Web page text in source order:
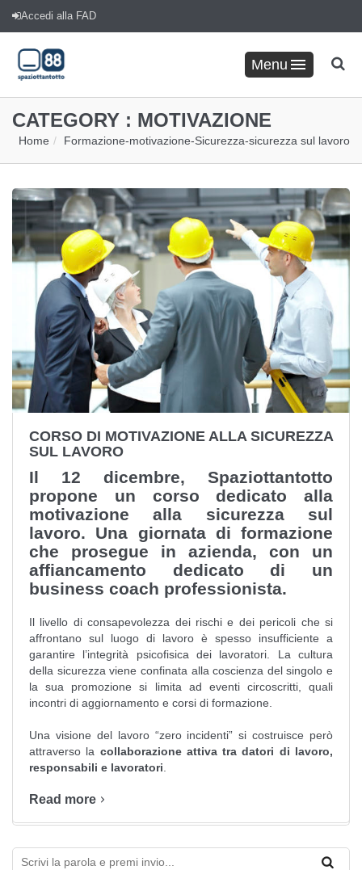
Accedi alla FAD
Menu
CATEGORY : MOTIVAZIONE
Home Formazione-motivazione-Sicurezza-sicurezza sul lavoro
CORSO DI MOTIVAZIONE ALLA SICUREZZA
SUL LAVORO
Il 12 dicembre, Spaziottantotto
propone un corso dedicato alla
motivazione alla sicurezza sul
lavoro. Una giornata di formazione
che prosegue in azienda, con un
affiancamento dedicato di un
business coach professionista.
Il livello di consapevolezza dei rischi e dei pericoli che si
affrontano sul luogo di lavoro è spesso insufficiente a
garantire l’integrità psicofisica dei lavoratori. La cultura
della sicurezza viene confinata alla coscienza del singolo e
la sua promozione si limita ad eventi circoscritti, quali
incontri di aggiornamento e corsi di formazione.
Una visione del lavoro “zero incidenti” si costruisce però
attraverso la collaborazione attiva tra datori di lavoro,
responsabili e lavoratori
Read more